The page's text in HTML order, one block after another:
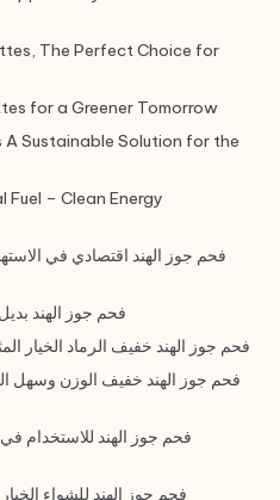
The Perfect Choice for
for a Greener Tomorrow
A Sustainable Solution for the
Fuel – Clean Energy
فحم جوز الهند اقتصادي في
فحم جوز الهند
فحم جوز الهند خفيف الرماد الخيار
فحم جوز الهند خفيف الوزن وسهل
فحم جوز الهند للاستخدام
فحم جوز الهند للشواء